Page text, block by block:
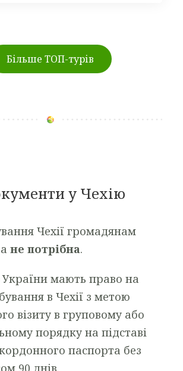
Більше ТОП-турів
у Чехію
Чехії громадянам
не потрібна.
мають право на
в Чехії з метою
візиту в груповому або
порядку на підставі
паспорта без
90 днів.